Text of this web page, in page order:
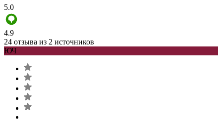
5.0
4.9
24 отзыва из 2 источников
ЮЧ